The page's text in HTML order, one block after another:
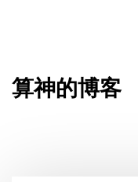
算神的博客